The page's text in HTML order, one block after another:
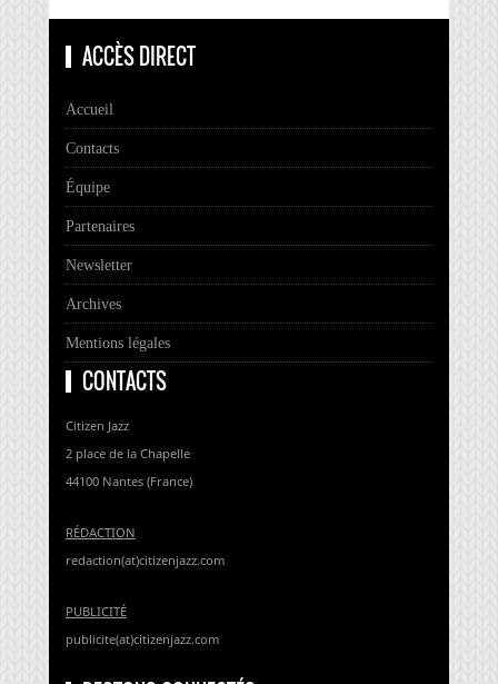
ACCÈS DIRECT
Accueil
Contacts
Équipe
Partenaires
Newsletter
Archives
Mentions légales
CONTACTS
Citizen Jazz
2 place de la Chapelle
44100 Nantes (France)
RÉDACTION
redaction(at)citizenjazz.com
PUBLICITÉ
publicite(at)citizenjazz.com